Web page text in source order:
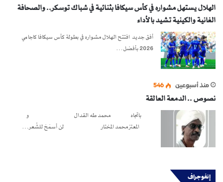
الهلال يستهل مشواره في كأس سيكافا بثنائية في شباك توسكر.. والصحافة
الغانية والكينية تشيد بالأداء
أفق جديد افتتح الهلال مشواره في بطولة كأس سيكافا كاجامي
2026 بأفضل…
منذ أسبوعين 546
نصوص .. الدمعة العالقة
باتجاه محمد طه القدال و
المعتز محمد المختار لن أسمَحَ للشِّعر…
إنفوجراف